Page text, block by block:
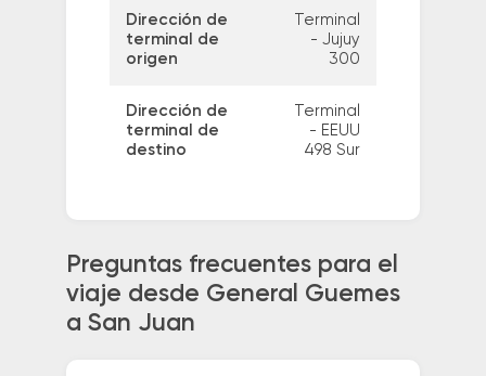
Dirección de
terminal de
origen
Terminal
- Jujuy
300
Dirección de
terminal de
destino
Terminal
- EEUU
498 Sur
Preguntas frecuentes para el
viaje desde General Guemes
a San Juan